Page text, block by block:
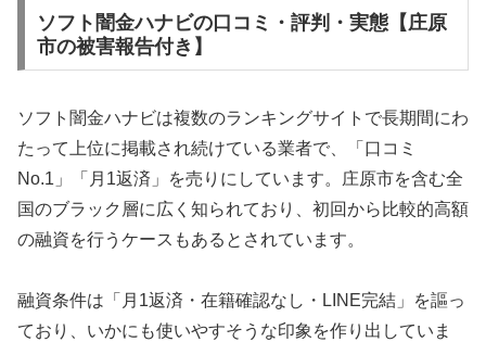
ソフト闇金ハナビの口コミ・評判・実態【庄原
市の被害報告付き】
ソフト闇金ハナビは複数のランキングサイトで長期間にわ
たって上位に掲載され続けている業者で、「口コミ
No.1」「月1返済」を売りにしています。庄原市を含む全
国のブラック層に広く知られており、初回から比較的高額
の融資を行うケースもあるとされています。
融資条件は「月1返済・在籍確認なし・LINE完結」を謳っ
ており、いかにも使いやすそうな印象を作り出していま